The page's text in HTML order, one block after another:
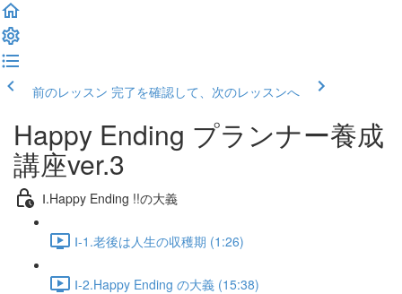
前のレッスン 完了を確認して、次のレッスンへ
Happy Ending プランナー養成
講座ver.3
Ⅰ.Happy Ending !!の大義
Ⅰ-1.老後は人生の収穫期 (1:26)
Ⅰ-2.Happy Ending の大義 (15:38)